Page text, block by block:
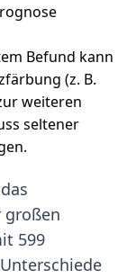
Befund kann
(z. B.
weiteren
seltener
großen
599